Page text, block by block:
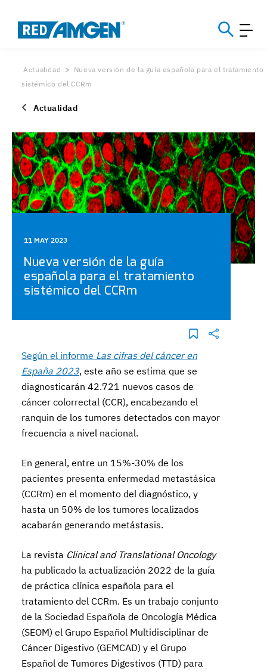
Actualidad
Nueva versión de la guía española para el tratamiento
sistémico del CCRm
Actualidad
11 MAY 2023
Nueva versión de la guía
española para el tratamiento
sistémico del CCRm
Según el informe Las cifras del cáncer en
España 2023, este año se estima que se
diagnosticarán 42.721 nuevos casos de
cáncer colorrectal (CCR), encabezando el
ranquin de los tumores detectados con mayor
frecuencia a nivel nacional.
En general, entre un 15%-30% de los
pacientes presenta enfermedad metastásica
(CCRm) en el momento del diagnóstico, y
hasta un 50% de los tumores localizados
acabarán generando metástasis.
La revista Clinical and Translational Oncology
ha publicado la actualización 2022 de la guía
de práctica clínica española para el
tratamiento del CCRm. Es un trabajo conjunto
de la Sociedad Española de Oncología Médica
(SEOM) el Grupo Español Multidisciplinar de
Cáncer Digestivo (GEMCAD) y el Grupo
Español de Tumores Digestivos (TTD) para